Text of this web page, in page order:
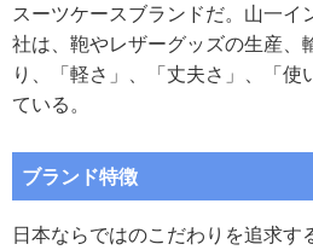
スーツケースブランドだ。山一イ
社は、鞄やレザーグッズの生産、
り、「軽さ」、「丈夫さ」、「使
ている。
ブランド特徴
日本ならではのこだわりを追求す